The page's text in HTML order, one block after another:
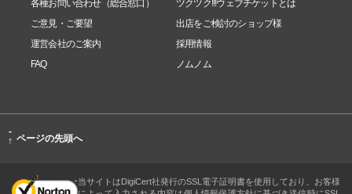
各種お問い合わせ（総合窓口）
ツクツク!!!ウェブチケットとは
ご意見・ご要望
出店をご検討のショップ様
運営会社のご案内
採用情報
FAQ
ノムノム
-
↑ ページの先頭へ
当サイトはDigiCert社発行のSSL電子証明書を使用しており、お客様